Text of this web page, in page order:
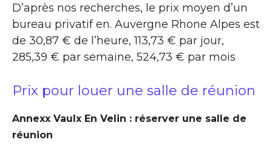
D’après nos recherches, le prix moyen d’un
bureau privatif en. Auvergne Rhone Alpes est
de 30,87 € de l’heure, 113,73 € par jour,
285,39 € par semaine, 524,73 € par mois
Prix pour louer une salle de réunion
Annexx Vaulx En Velin : réserver une salle de
réunion